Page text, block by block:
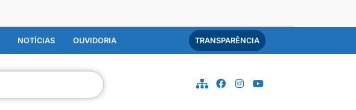
NOTÍCIAS OUVIDORIA TRANSPARÊNCIA